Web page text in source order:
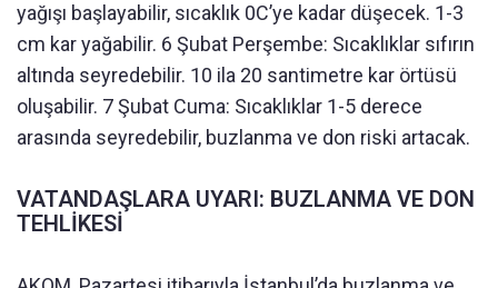
yağışı başlayabilir, sıcaklık 0C’ye kadar düşecek. 1-3
cm kar yağabilir. 6 Şubat Perşembe: Sıcaklıklar sıfırın
altında seyredebilir. 10 ila 20 santimetre kar örtüsü
oluşabilir. 7 Şubat Cuma: Sıcaklıklar 1-5 derece
arasında seyredebilir, buzlanma ve don riski artacak.
VATANDAŞLARA UYARI: BUZLANMA VE DON
TEHLİKESİ